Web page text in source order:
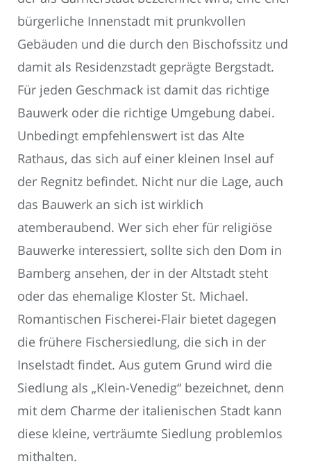
bürgerliche Innenstadt mit prunkvollen
Gebäuden und die durch den Bischofssitz und
damit als Residenzstadt geprägte Bergstadt.
Für jeden Geschmack ist damit das richtige
Bauwerk oder die richtige Umgebung dabei.
Unbedingt empfehlenswert ist das Alte
Rathaus, das sich auf einer kleinen Insel auf
der Regnitz befindet. Nicht nur die Lage, auch
das Bauwerk an sich ist wirklich
atemberaubend. Wer sich eher für religiöse
Bauwerke interessiert, sollte sich den Dom in
Bamberg ansehen, der in der Altstadt steht
oder das ehemalige Kloster St. Michael.
Romantischen Fischerei-Flair bietet dagegen
die frühere Fischersiedlung, die sich in der
Inselstadt findet. Aus gutem Grund wird die
Siedlung als „Klein-Venedig“ bezeichnet, denn
mit dem Charme der italienischen Stadt kann
diese kleine, verträumte Siedlung problemlos
mithalten.